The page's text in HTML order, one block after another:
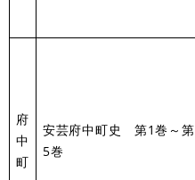
府
中
町
安芸府中町史 第1巻～第
5巻